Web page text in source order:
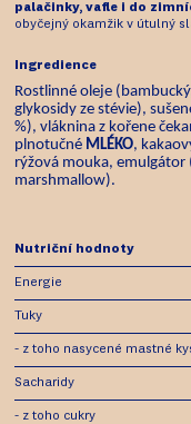
palačinky, vafle i do
obyčejný okamžik v útulný
Ingredience
Rostlinné oleje
glykosidy ze stévie),
%), vláknina z kořene
plnotučné MLÉKO,
rýžová mouka,
marshmallow).
Nutriční hodnoty
Energie
Tuky
- z toho nasycené mastné
Sacharidy
- z toho cukry